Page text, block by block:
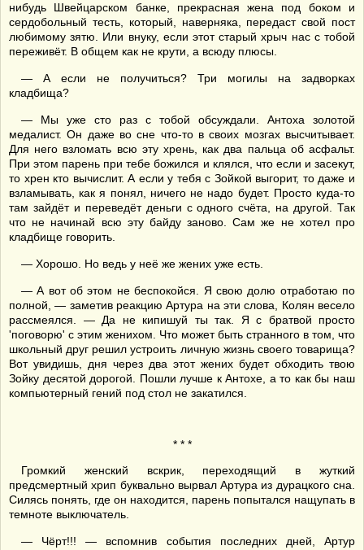
нибудь Швейцарском банке, прекрасная жена под боком и
сердобольный тесть, который, наверняка, передаст свой пост
любимому зятю. Или внуку, если этот старый хрыч нас с тобой
переживёт. В общем как не крути, а всюду плюсы.
— А если не получиться? Три могилы на задворках
кладбища?
— Мы уже сто раз с тобой обсуждали. Антоха золотой
медалист. Он даже во сне что-то в своих мозгах высчитывает.
Для него взломать всю эту хрень, как два пальца об асфальт.
При этом парень при тебе божился и клялся, что если и засекут,
то хрен кто вычислит. А если у тебя с Зойкой выгорит, то даже и
взламывать, как я понял, ничего не надо будет. Просто куда-то
там зайдёт и переведёт деньги с одного счёта, на другой. Так
что не начинай всю эту байду заново. Сам же не хотел про
кладбище говорить.
— Хорошо. Но ведь у неё же жених уже есть.
— А вот об этом не беспокойся. Я свою долю отработаю по
полной, — заметив реакцию Артура на эти слова, Колян весело
рассмеялся. — Да не кипишуй ты так. Я с братвой просто
'поговорю' с этим женихом. Что может быть странного в том, что
школьный друг решил устроить личную жизнь своего товарища?
Вот увидишь, дня через два этот жених будет обходить твою
Зойку десятой дорогой. Пошли лучше к Антохе, а то как бы наш
компьютерный гений под стол не закатился.
* * *
Громкий женский вскрик, переходящий в жуткий
предсмертный хрип буквально вырвал Артура из дурацкого сна.
Силясь понять, где он находится, парень попытался нащупать в
темноте выключатель.
— Чёрт!!! — вспомнив события последних дней, Артур